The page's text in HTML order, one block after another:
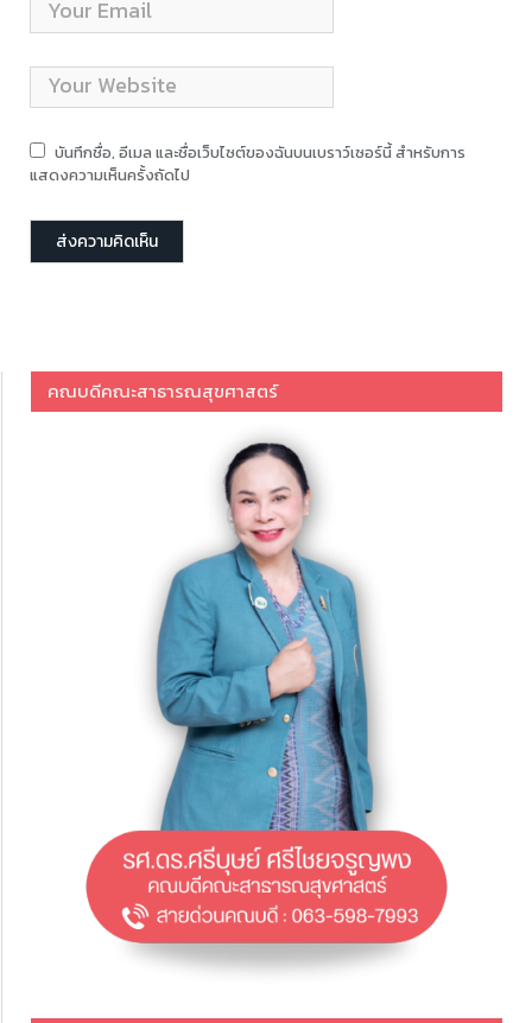
บันทึกชื่อ, อีเมล และชื่อเว็บไซต์ของฉันบนเบราว์เซอร์นี้ สำหรับการ
แสดงความเห็นครั้งถัดไป
คณบดีคณะสาธารณสุขศาสตร์